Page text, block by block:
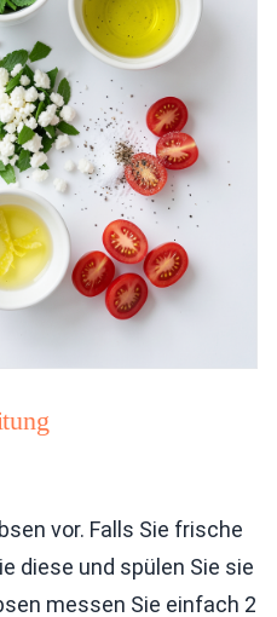
vor. Falls Sie frische
diese und spülen Sie sie
messen Sie einfach 2